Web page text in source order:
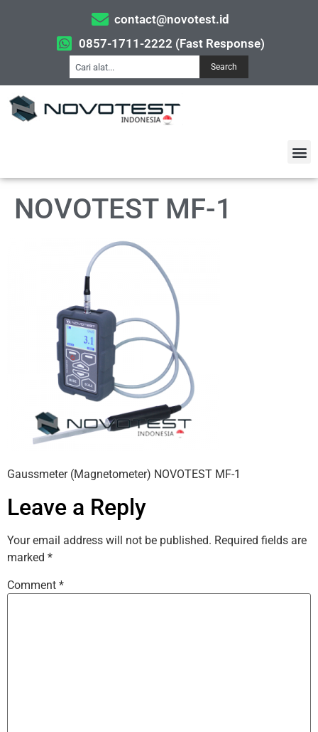
contact@novotest.id
0857-1711-2222 (Fast Response)
Search
NOVOTEST MF-1
Gaussmeter (Magnetometer) NOVOTEST MF-1
Leave a Reply
Your email address will not be published. Required fields are
marked *
Comment *